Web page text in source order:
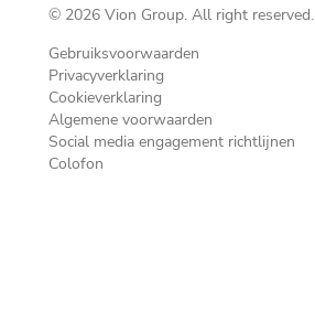
© 2026 Vion Group. All right reserved.
Gebruiksvoorwaarden
Privacyverklaring
Cookieverklaring
Algemene voorwaarden
Social media engagement richtlijnen
Colofon